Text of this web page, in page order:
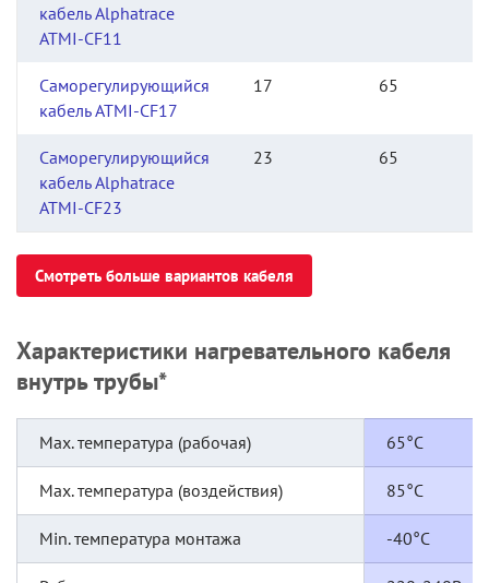
кабель Alphatrace
ATMI-CF11
Саморегулирующийся
кабель ATMI-CF17
17 65
Саморегулирующийся
кабель Alphatrace
ATMI-CF23
23 65
Смотреть больше вариантов кабеля
Характеристики нагревательного кабеля
внутрь трубы*
Max. температура (рабочая) 65°С
Max. температура (воздействия) 85°С
Min. температура монтажа -40°С